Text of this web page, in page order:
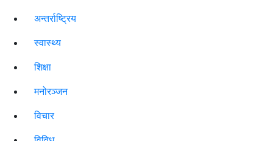
अन्तर्राष्ट्रिय
स्वास्थ्य
शिक्षा
मनोरञ्जन
विचार